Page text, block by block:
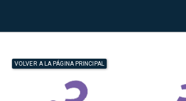
VOLVER A LA PÁGINA PRINCIPAL